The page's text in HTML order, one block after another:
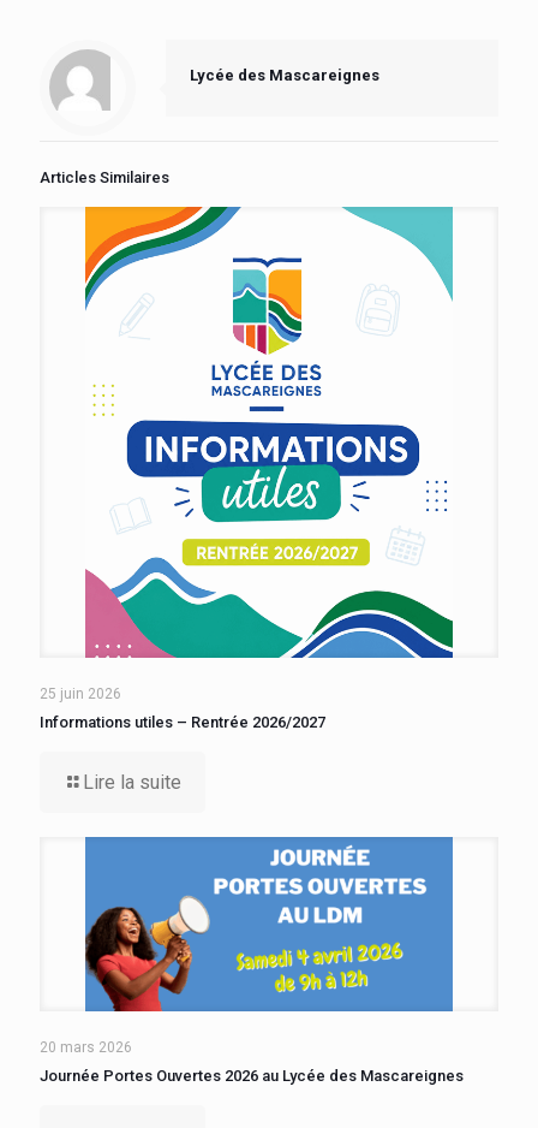
Lycée des Mascareignes
Articles Similaires
25 juin 2026
Informations utiles – Rentrée 2026/2027
Lire la suite
20 mars 2026
Journée Portes Ouvertes 2026 au Lycée des Mascareignes